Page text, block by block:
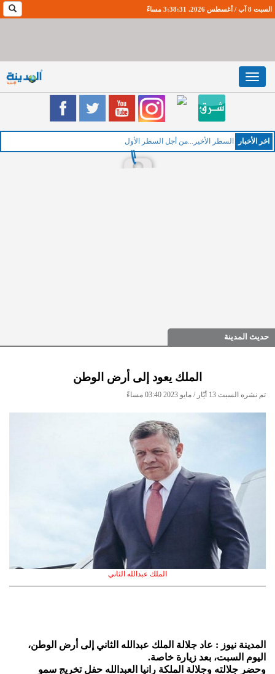
السبت 8 آب / أغسطس 2026. 3:38:32 مساءً
Toggle
navigation
اخر اﻷخبار
حديث المدينة
الملك يعود إلى أرض الوطن
تم نشره السبت 13 أيّار / مايو 2023 03:40 مساءً
الملك عبدالله الثاني
المدينة نيوز : عاد جلالة الملك عبدالله الثاني إلى أرض الوطن،
اليوم السبت، بعد زيارة خاصة.
وحضر جلالته وجلالة الملكة رانيا العبدالله حفل تخريج سمو